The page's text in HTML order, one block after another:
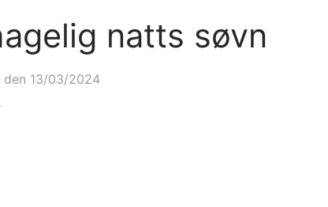
natts søvn
den 13/03/2024